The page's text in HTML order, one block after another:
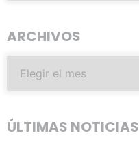
ARCHIVOS
ÚLTIMAS NOTICIAS